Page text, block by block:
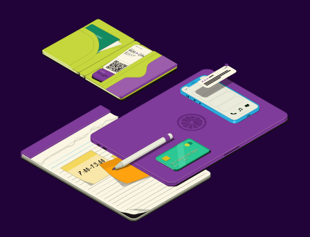
Cámaras CCTV en el exterior
Seguridad las 24 horas
Botiquín de primeros auxilios
Detector de monóxido de carbono
Estacionamiento y transporte
Traslado al aeropuerto (con cargos)
Estacionamiento gratuito
Servicio de traslado (cargo adicional)
Estacionamiento en la calle